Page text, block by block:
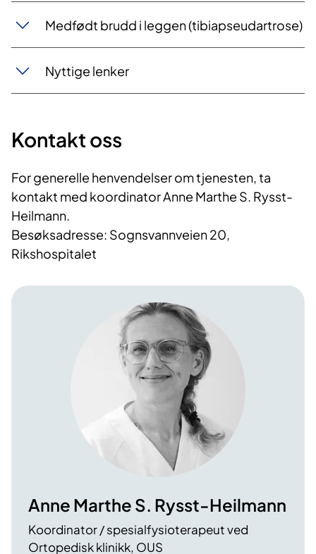
​​​​​​Medfødt brudd i leggen (tibiapseudartrose)
Nyttige lenker
Kontakt oss
For generelle henvendelser om tjenesten, ta
kontakt med koordinator Anne Marthe S. Rysst-
Heilmann.
Besøksadresse: Sognsvannveien 20,
Rikshospitalet
Anne Marthe S. Rysst-Heilmann
Koordinator / spesialfysioterapeut ved
Ortopedisk klinikk, OUS